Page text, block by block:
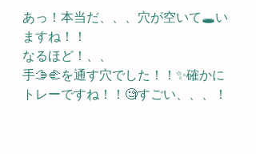
あっ！本当だ、、、穴が空いて🕳い
ますね！！
なるほど！、、
手🫱🫲を通す穴でした！！✨確かに
トレーですね！！🧐すごい、、、！